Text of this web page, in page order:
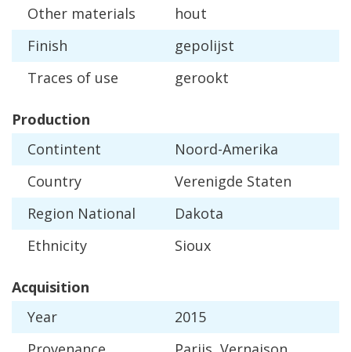
Other materials
hout
Finish
gepolijst
Traces of use gerookt
Production
Contintent
Noord-Amerika
Country
Verenigde Staten
Region National
Dakota
Ethnicity
Sioux
Acquisition
Year
2015